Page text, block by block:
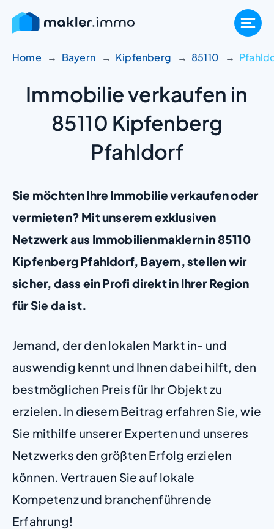
Zum
Inhalt
springen
Home Bayern Kipfenberg 85110
Immobilie verkaufen in
85110 Kipfenberg
Pfahldorf
Sie möchten Ihre Immobilie verkaufen oder
vermieten? Mit unserem exklusiven
Netzwerk aus Immobilienmaklern in 85110
Kipfenberg Pfahldorf, Bayern, stellen wir
sicher, dass ein Profi direkt in Ihrer Region
für Sie da ist.
Jemand, der den lokalen Markt in- und
auswendig kennt und Ihnen dabei hilft, den
bestmöglichen Preis für Ihr Objekt zu
erzielen. In diesem Beitrag erfahren Sie, wie
Sie mithilfe unserer Experten und unseres
Netzwerks den größten Erfolg erzielen
können. Vertrauen Sie auf lokale
Kompetenz und branchenführende
Erfahrung!